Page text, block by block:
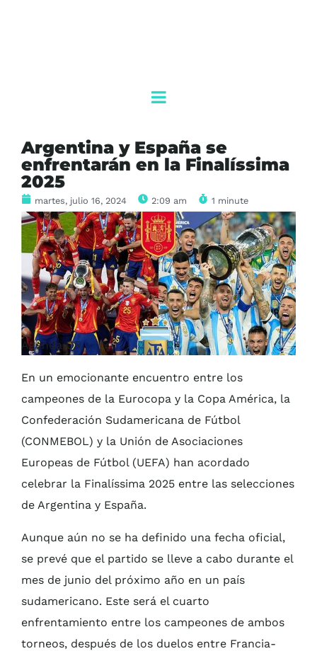
Argentina y España se
enfrentarán en la Finalíssima
2025
martes, julio 16, 2024 2:09 am 1 minute
Agenda QR
En un emocionante encuentro entre los
campeones de la Eurocopa y la Copa América, la
Confederación Sudamericana de Fútbol
(CONMEBOL) y la Unión de Asociaciones
Europeas de Fútbol (UEFA) han acordado
celebrar la Finalíssima 2025 entre las selecciones
de Argentina y España.
Aunque aún no se ha definido una fecha oficial,
se prevé que el partido se lleve a cabo durante el
mes de junio del próximo año en un país
sudamericano. Este será el cuarto
enfrentamiento entre los campeones de ambos
torneos, después de los duelos entre Francia-